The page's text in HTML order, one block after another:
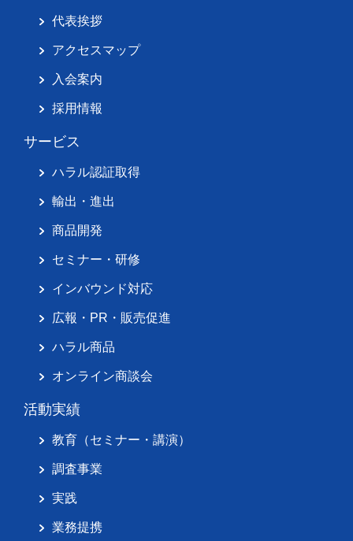
代表挨拶
アクセスマップ
入会案内
採用情報
サービス
ハラル認証取得
輸出・進出
商品開発
セミナー・研修
インバウンド対応
広報・PR・販売促進
ハラル商品
オンライン商談会
活動実績
教育（セミナー・講演）
調査事業
実践
業務提携